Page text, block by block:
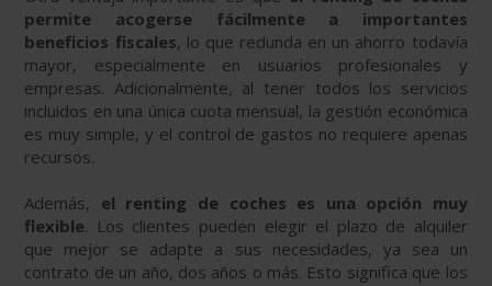
permite acogerse fácilmente a importantes
beneficios fiscales, lo que redunda en un ahorro todavía
mayor, especialmente en usuarios profesionales y
empresas. Adicionalmente, al tener todos los servicios
incluidos en una única cuota mensual, la gestión económica
es muy simple, y el control de gastos no requiere apenas
recursos.
Además, el renting de coches es una opción muy
flexible. Los clientes pueden elegir el plazo de alquiler
que mejor se adapte a sus necesidades, ya sea un
contrato de un año, dos años o más. Esto significa que los